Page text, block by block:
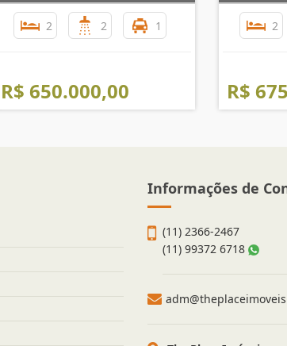
2 2 1
R$ 650.000,00
2
R$
Informações de
(11) 2366-2467
(11) 99372 6718